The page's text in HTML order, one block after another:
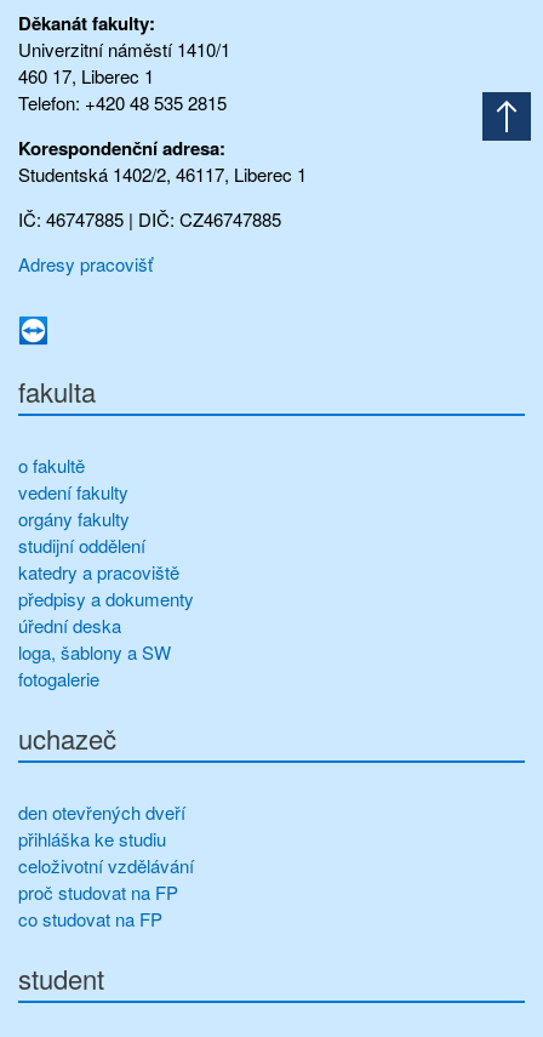
Děkanát fakulty:
Univerzitní náměstí 1410/1
460 17, Liberec 1
Telefon: +420 48 535 2815
Korespondenční adresa:
Studentská 1402/2, 46117, Liberec 1
IČ: 46747885 | DIČ: CZ46747885
Adresy pracovišť
fakulta
o fakultě
vedení fakulty
orgány fakulty
studijní oddělení
katedry a pracoviště
předpisy a dokumenty
úřední deska
loga, šablony a SW
fotogalerie
uchazeč
den otevřených dveří
přihláška ke studiu
celoživotní vzdělávání
proč studovat na FP
co studovat na FP
student